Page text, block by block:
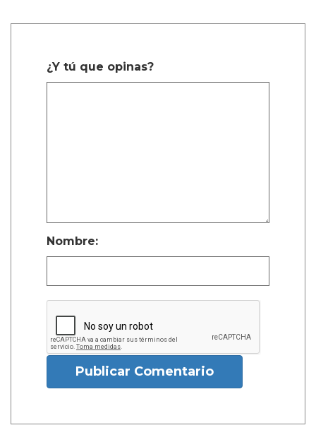
¿Y tú que opinas?
Nombre:
Publicar Comentario